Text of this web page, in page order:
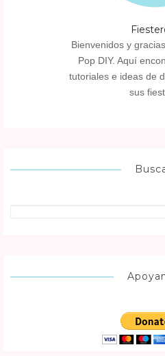
Bienvenidos y
Pop DIY. Aquí
tutoriales e ideas de
sus